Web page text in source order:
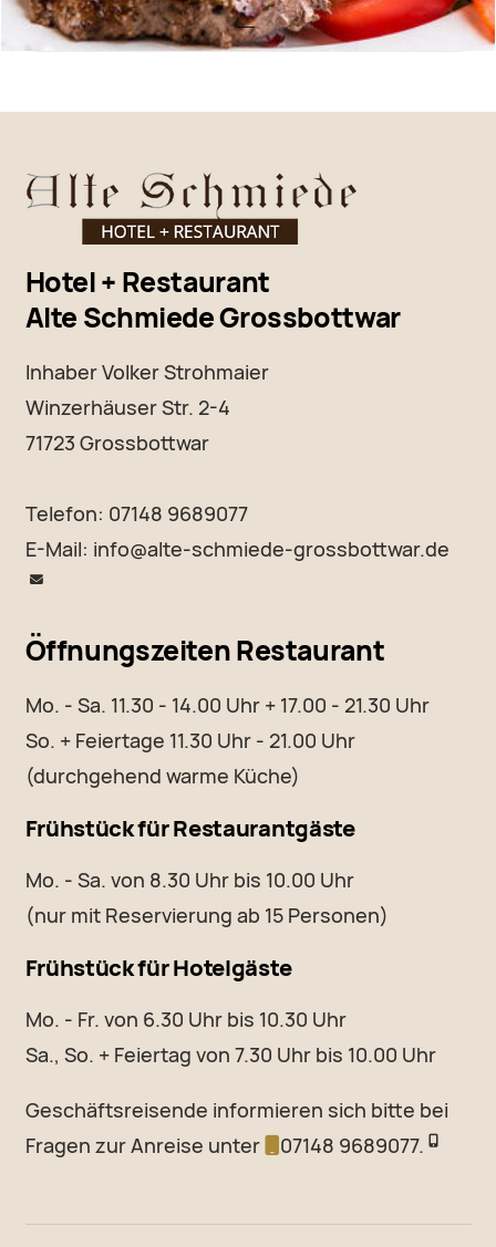
Hotel + Restaurant
Alte Schmiede Grossbottwar
Inhaber Volker Strohmaier
Winzerhäuser Str. 2-4
71723 Grossbottwar
Telefon: 07148 9689077
E-Mail: info@alte-schmiede-grossbottwar.de
Öffnungszeiten Restaurant
Mo. - Sa. 11.30 - 14.00 Uhr + 17.00 - 21.30 Uhr
So. + Feiertage 11.30 Uhr - 21.00 Uhr
(durchgehend warme Küche)
Frühstück für Restaurantgäste
Mo. - Sa. von 8.30 Uhr bis 10.00 Uhr
(nur mit Reservierung ab 15 Personen)
Frühstück für Hotelgäste
Mo. - Fr. von 6.30 Uhr bis 10.30 Uhr
Sa., So. + Feiertag von 7.30 Uhr bis 10.00 Uhr
Geschäftsreisende informieren sich bitte bei
Fragen zur Anreise unter
07148 9689077.